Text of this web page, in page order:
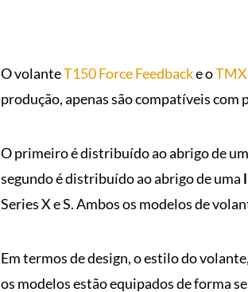
O volanteT150 Force Feedbacke oTMX
produção, apenas são compatíveis
O primeiro é distribuído ao abrigo de
segundo é distribuído ao abrigo de uma
Series X e S. Ambos os modelos de
Em termos de design, o estilo do
os modelos estão equipados de forma